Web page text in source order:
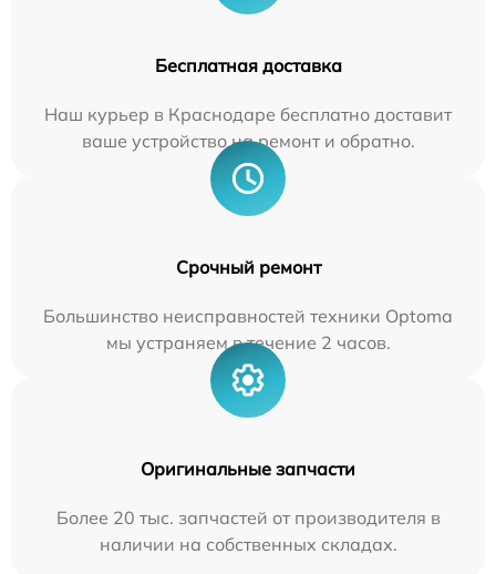
Бесплатная доставка
Наш курьер в Краснодаре бесплатно доставит
ваше устройство на ремонт и обратно.
Срочный ремонт
Большинство неисправностей техники Optoma
мы устраняем в течение 2 часов.
Оригинальные запчасти
Более 20 тыс. запчастей от производителя в
наличии на собственных складах.